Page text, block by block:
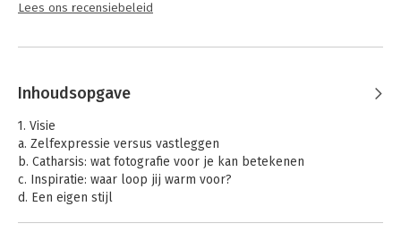
Lees ons recensiebeleid
Inhoudsopgave
1. Visie
a. Zelfexpressie versus vastleggen
b. Catharsis: wat fotografie voor je kan betekenen
c. Inspiratie: waar loop jij warm voor?
d. Een eigen stijl